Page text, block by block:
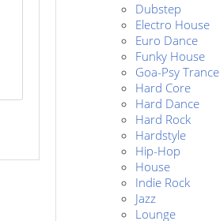
Dubstep
Electro House
Euro Dance
Funky House
Goa-Psy Trance
Hard Core
Hard Dance
Hard Rock
Hardstyle
Hip-Hop
House
Indie Rock
Jazz
Lounge